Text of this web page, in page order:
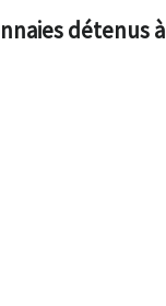
détenus à